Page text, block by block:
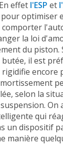
effet l'ESP et
optimiser
la loi
du piston.
il est
encore
selon la
On
qui
un dispositif
manière